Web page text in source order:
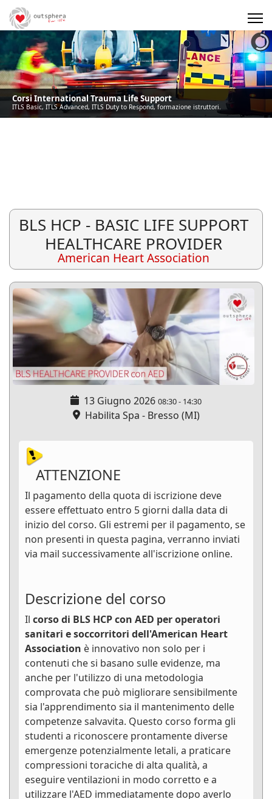
Corsi International Trauma Life Support
ITLS Basic, ITLS Advanced, ITLS Duty to Respond, formazione istruttori.
BLS HCP - BASIC LIFE SUPPORT
HEALTHCARE PROVIDER
American Heart Association
13 Giugno 2026 08:30- 14:30
Habilita Spa - Bresso (MI)
ATTENZIONE
Il pagamento della quota di iscrizione deve
essere effettuato entro 5 giorni dalla data di
inizio del corso. Gli estremi per il pagamento, se
non presenti in questa pagina, verranno inviati
via mail successivamente all'iscrizione online.
Descrizione del corso
Il corso di BLS HCP con AED per operatori
sanitari e soccorritori dell'American Heart
Association è innovativo non solo per i
contenuti che si basano sulle evidenze, ma
anche per l'utilizzo di una metodologia
comprovata che può migliorare sensibilmente
sia l'apprendimento sia il mantenimento delle
competenze salvavita. Questo corso forma gli
studenti a riconoscere prontamente diverse
emergenze potenzialmente letali, a praticare
compressioni toraciche di alta qualità, a
eseguire ventilazioni in modo corretto e a
utilizzare l'AED immediatamente dopo averlo